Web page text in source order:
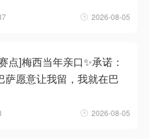
2026-08-05
点]梅西当年亲口✨承诺：
萨愿意让我留，我就在巴
2026-08-05